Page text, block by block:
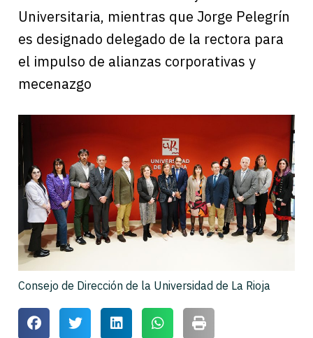
Universitaria, mientras que Jorge Pelegrín
es designado delegado de la rectora para
el impulso de alianzas corporativas y
mecenazgo
Consejo de Dirección de la Universidad de La Rioja